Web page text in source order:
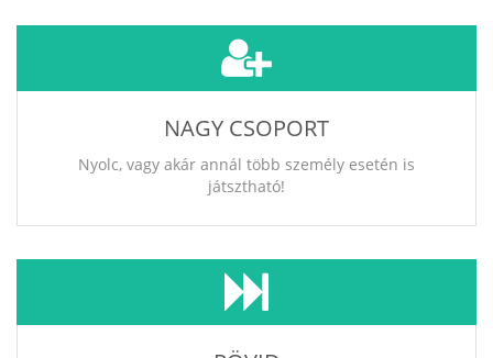
NAGY CSOPORT
Nyolc, vagy akár annál több személy esetén is
játsztható!